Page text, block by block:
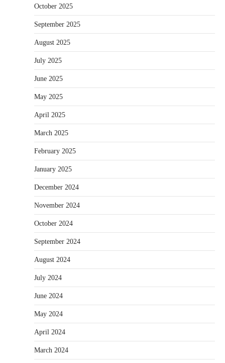
October 2025
September 2025
August 2025
July 2025
June 2025
May 2025
April 2025
March 2025
February 2025
January 2025
December 2024
November 2024
October 2024
September 2024
August 2024
July 2024
June 2024
May 2024
April 2024
March 2024